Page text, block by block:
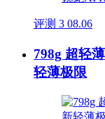
评测 3 08.06
798g 超轻
轻薄极限